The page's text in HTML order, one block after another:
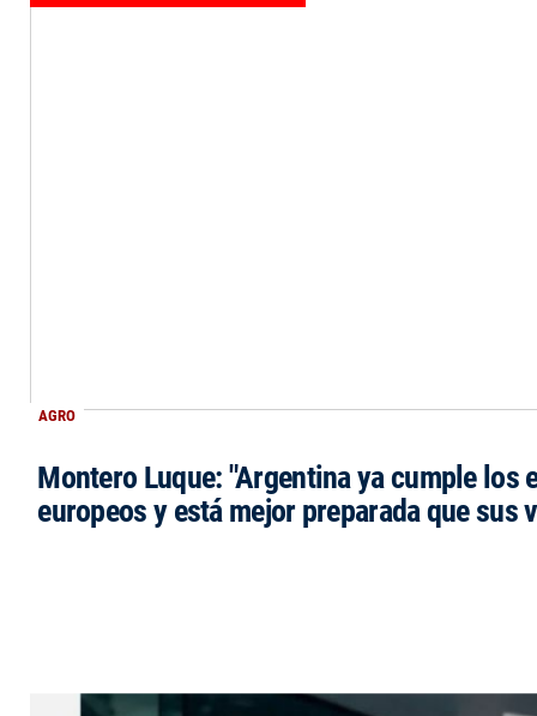
AGRO
Montero Luque: "Argentina ya cumple los
europeos y está mejor preparada que sus